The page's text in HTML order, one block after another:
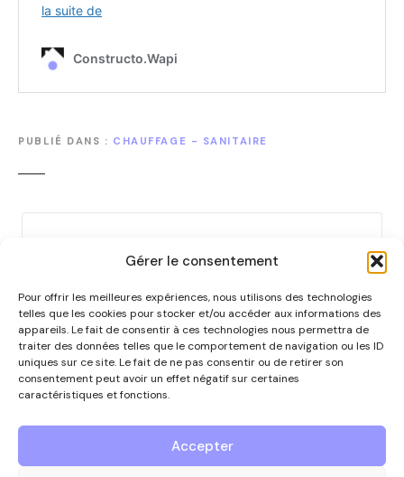
Gérer le consentement
Pour offrir les meilleures expériences, nous utilisons des technologies
telles que les cookies pour stocker et/ou accéder aux informations des
appareils. Le fait de consentir à ces technologies nous permettra de
traiter des données telles que le comportement de navigation ou les ID
uniques sur ce site. Le fait de ne pas consentir ou de retirer son
consentement peut avoir un effet négatif sur certaines
caractéristiques et fonctions.
Accepter
PUBLIÉ DANS CHAUFFAGE - SANITAIRE
N
i
g
a
t
i
o